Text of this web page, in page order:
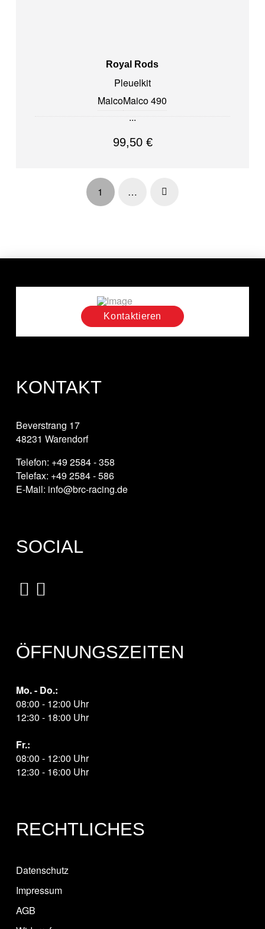
Royal Rods
Pleuelkit
MaicoMaico 490
99,50 €
1 … Next
Kontaktieren
KONTAKT
Beverstrang 17
48231 Warendorf
Telefon: +49 2584 - 358
Telefax: +49 2584 - 586
E-Mail: info@brc-racing.de
SOCIAL
ÖFFNUNGSZEITEN
Mo. - Do.:
08:00 - 12:00 Uhr
12:30 - 18:00 Uhr
Fr.:
08:00 - 12:00 Uhr
12:30 - 16:00 Uhr
RECHTLICHES
Datenschutz
Impressum
AGB